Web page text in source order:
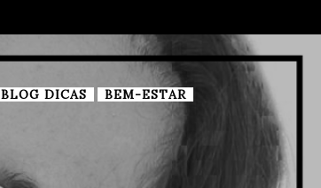
BLOG DICAS BEM-ESTAR